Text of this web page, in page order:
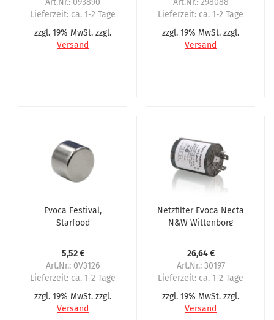
Art.Nr.: 093890
Lieferzeit: ca. 1-2 Tage
zzgl. 19% MwSt. zzgl.
Versand
Art.Nr.: 298088
Lieferzeit: ca. 1-2 Tage
zzgl. 19% MwSt. zzgl.
Versand
Evoca Festival,
Starfood
Verkaufsfachs
5,52 €
Art.Nr.: 0V3126
Lieferzeit: ca. 1-2 Tage
zzgl. 19% MwSt. zzgl.
Versand
Netzfilter Evoca Necta
N&W Wittenborg
26,64 €
Art.Nr.: 30197
Lieferzeit: ca. 1-2 Tage
zzgl. 19% MwSt. zzgl.
Versand